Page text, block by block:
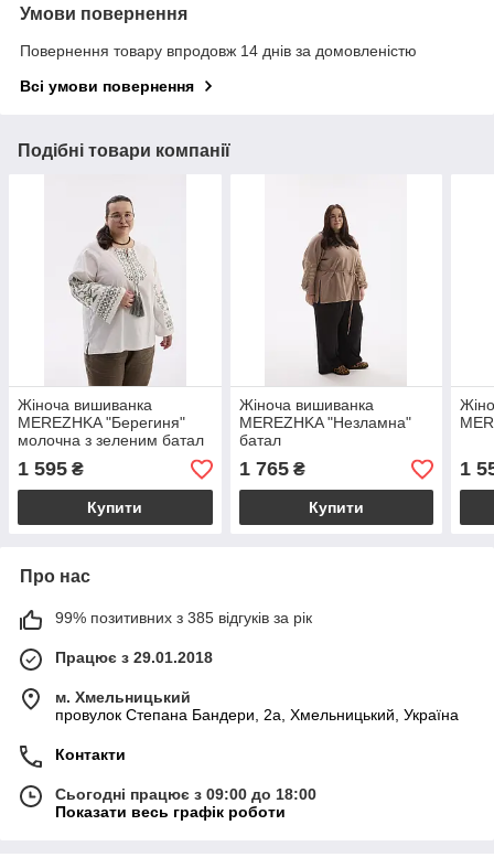
Умови повернення
Повернення товару впродовж 14 днів за домовленістю
Всі умови повернення
Подібні товари компанії
Жіноча вишиванка
MEREZHKA "Берегиня"
молочна з зеленим батал
1 595 ₴
Купити
Жіноча вишиванка
MEREZHKA "Незламна"
батал
1 765₴
Купити
1
Про нас
99% позитивних з 385 відгуків за рік
Працює з 29.01.2018
м. Хмельницький
провулок Степана Бандери, 2a, Хмельницький, Україна
Контакти
Сьогодні працює з 09:00 до 18:00
Показати весь графік роботи